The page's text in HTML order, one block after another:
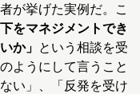
が挙げた実例だ。こ
下をマネジメントでき
か」 という相談を受
ようにして言うこと
い」、「反発を受け